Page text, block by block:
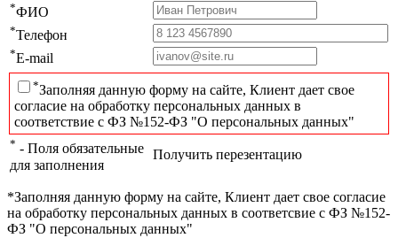
*ФИО
*Телефон
*E-mail
*Заполняя данную форму на сайте, Клиент дает свое
согласие на обработку персональных данных в
соответствие с ФЗ №152-ФЗ "О персональных данных"
* - Поля обязательные
для заполнения
Получить перезентацию
*Заполняя данную форму на сайте, Клиент дает свое согласие
на обработку персональных данных в соответсвие с ФЗ №152-
ФЗ "О персональных данных"